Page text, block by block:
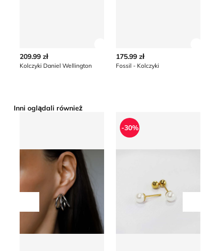
209.99 zł
Kolczyki Daniel Wellington
175.99 zł
Fossil - Kolczyki
Inni oglądali również
Przesuń w lewo
OTIEN - Kolczyki
-30%